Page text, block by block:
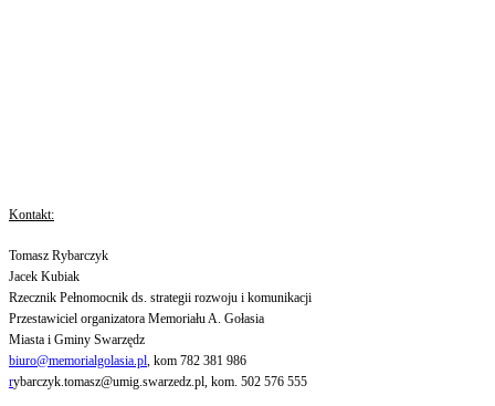
Kontakt:
Tomasz Rybarczyk
Jacek Kubiak
Rzecznik Pełnomocnik ds. strategii rozwoju i komunikacji
Przestawiciel organizatora Memoriału A. Gołasia
Miasta i Gminy Swarzędz
biuro@memorialgolasia.pl, kom 782 381 986
rybarczyk.tomasz@umig.swarzedz.pl, kom. 502 576 555